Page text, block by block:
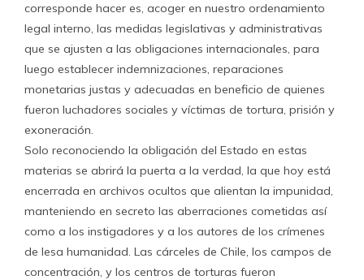
corresponde hacer es, acoger en nuestro ordenamiento
legal interno, las medidas legislativas y administrativas
que se ajusten a las obligaciones internacionales, para
luego establecer indemnizaciones, reparaciones
monetarias justas y adecuadas en beneficio de quienes
fueron luchadores sociales y víctimas de tortura, prisión y
exoneración.
Solo reconociendo la obligación del Estado en estas
materias se abrirá la puerta a la verdad, la que hoy está
encerrada en archivos ocultos que alientan la impunidad,
manteniendo en secreto las aberraciones cometidas así
como a los instigadores y a los autores de los crímenes
de lesa humanidad. Las cárceles de Chile, los campos de
concentración, y los centros de torturas fueron